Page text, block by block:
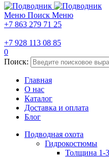
Меню Поиск Меню
+7 863 279 71 25
+7 928 113 08 85
0
Поиск:
Главная
О нас
Каталог
Доставка и оплата
Блог
Подводная охота
Гидрокостюмы
Толщина 1-